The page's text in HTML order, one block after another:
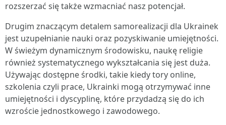
rozszerzać się także wzmacniać nasz potencjał.
Drugim znaczącym detalem samorealizacji dla Ukrainek
jest uzupełnianie nauki oraz pozyskiwanie umiejętności.
W świeżym dynamicznym środowisku, naukę religie
również systematycznego wykształcania się jest duża.
Używając dostępne środki, takie kiedy tory online,
szkolenia czyli prace, Ukrainki mogą otrzymywać inne
umiejętności i dyscyplinę, które przydadzą się do ich
wzroście jednostkowego i zawodowego.